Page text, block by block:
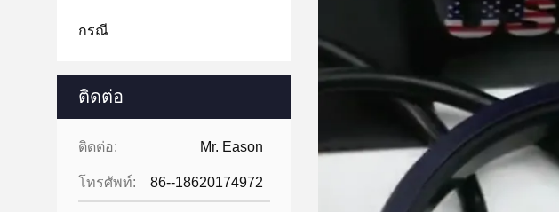
กรณี
ติดต่อ
ติดต่อ: Mr. Eason
โทรศัพท์: 86--18620174972